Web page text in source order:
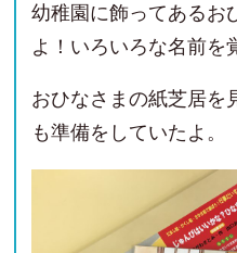
幼稚園に飾ってあるお
よ！いろいろな名前を
おひなさまの紙芝居を
も準備をしていたよ。